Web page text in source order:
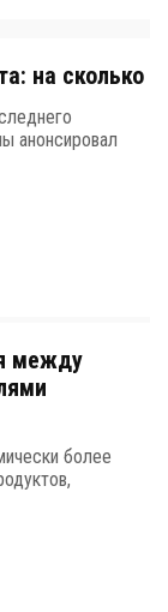
на сколько
анонсировал
между
более